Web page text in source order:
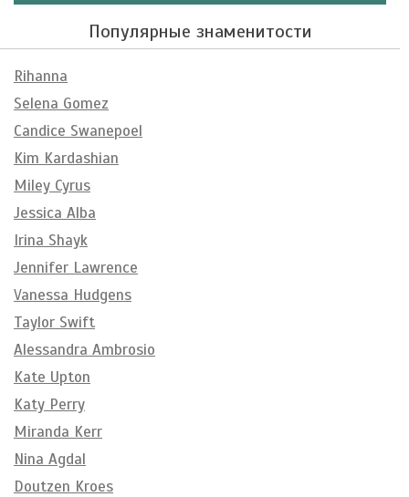
Популярные знаменитости
Rihanna
Selena Gomez
Candice Swanepoel
Kim Kardashian
Miley Cyrus
Jessica Alba
Irina Shayk
Jennifer Lawrence
Vanessa Hudgens
Taylor Swift
Alessandra Ambrosio
Kate Upton
Katy Perry
Miranda Kerr
Nina Agdal
Doutzen Kroes